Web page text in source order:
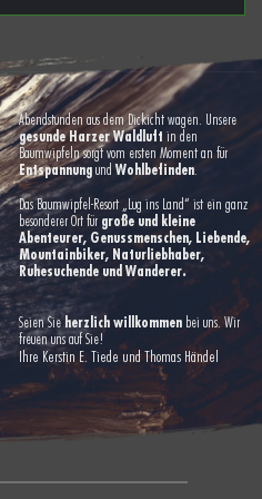
gesunde Harzer Waldluft in den
Entspannung und Wohlbefinden.
Das Baumwipfel-Resort „Lug ins Land“ ist ein ganz
besonderer Ort für große und kleine
Abenteurer, Genussmenschen, Liebende,
Mountainbiker, Naturliebhaber,
Ruhesuchende und Wanderer.
Seien Sie herzlich willkommen bei uns. Wir
freuen uns auf Sie!
Ihre Kerstin E. Tiede und Thomas Händel